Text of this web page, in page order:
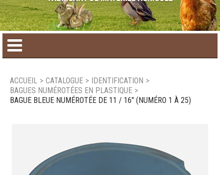
Catalogue de produit
Nouveaux produits
ACCUEIL > CATALOGUE > IDENTIFICATION >
BAGUES NUMÉROTÉES EN PLASTIQUE >
BAGUE BLEUE NUMÉROTÉE DE 11 / 16" (NUMÉRO 1 À 25)